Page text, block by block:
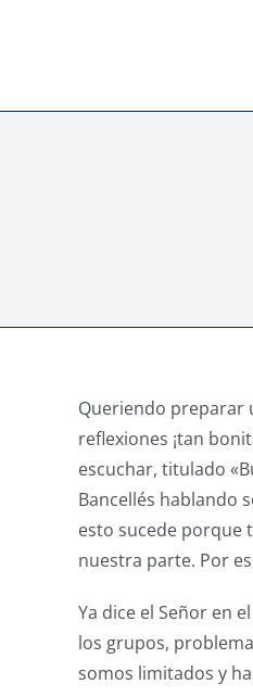
Queriendo preparar
reflexiones ¡tan
escuchar, titulado
Bancellés hablando
esto sucede porque
nuestra parte. Por
Ya dice el Señor en
los grupos,
somos limitados y